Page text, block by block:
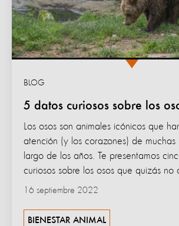
5 datos curiosos sobre los
BLOG
Los osos son animales icónicos que
atención (y los corazones) de muchas
largo de los años. Te presentamos
curiosos sobre los osos que quizás no
16 septiembre 2022
BIENESTAR ANIMAL